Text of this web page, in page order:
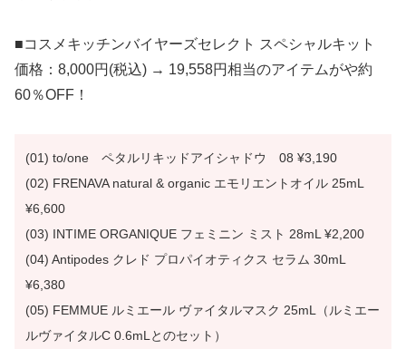
■コスメキッチンバイヤーズセレクト スペシャルキット
価格：8,000円(税込) → 19,558円相当のアイテムがや約
60％OFF！
(01) to/one ペタルリキッドアイシャドウ 08 ¥3,190
(02) FRENAVA natural & organic エモリエントオイル 25mL
¥6,600
(03) INTIME ORGANIQUE フェミニン ミスト 28mL ¥2,200
(04) Antipodes クレド プロパイオティクス セラム 30mL
¥6,380
(05) FEMMUE ルミエール ヴァイタルマスク 25mL（ルミエー
ルヴァイタルC 0.6mLとのセット）